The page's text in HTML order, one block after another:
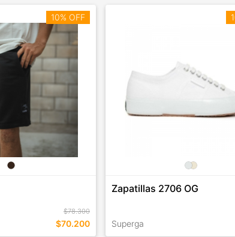
10% OFF
$70.200
$78.300
Zapatillas 2706 OG
Superga